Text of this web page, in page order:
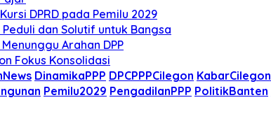
DPRD pada Pemilu 2029
dan Solutif untuk Bangsa
Arahan DPP
Fokus Konsolidasi
DinamikaPPP DPCPPPCilegon KabarCilegon
Pemilu2029 PengadilanPPP PolitikBanten